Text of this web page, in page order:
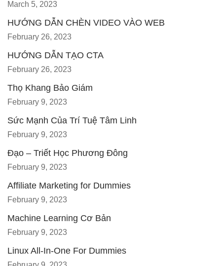
March 5, 2023
HƯỚNG DẪN CHÈN VIDEO VÀO WEB
February 26, 2023
HƯỚNG DẪN TẠO CTA
February 26, 2023
Thọ Khang Bảo Giám
February 9, 2023
Sức Mạnh Của Trí Tuệ Tâm Linh
February 9, 2023
Đạo – Triết Học Phương Đông
February 9, 2023
Affiliate Marketing for Dummies
February 9, 2023
Machine Learning Cơ Bản
February 9, 2023
Linux All-In-One For Dummies